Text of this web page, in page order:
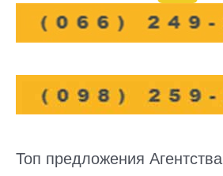
Топ предложения Агентства